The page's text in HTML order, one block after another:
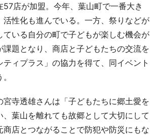
57店が加盟。今年、葉山町で一番大き
活性化も進んでいる。一方、祭りなどが
ている自分の町で子どもが楽しむ機会が
課題となり、商店と子どもたちの交流を
ティプラス」の協力を得て、同イベント
寺透雄さんは「子どもたちに郷土愛を
、葉山を離れても故郷として大切にして
商店とつながることで防犯や防災にもな